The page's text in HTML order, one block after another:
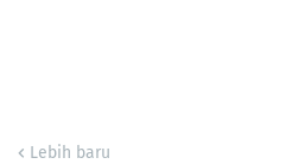
Lebih baru